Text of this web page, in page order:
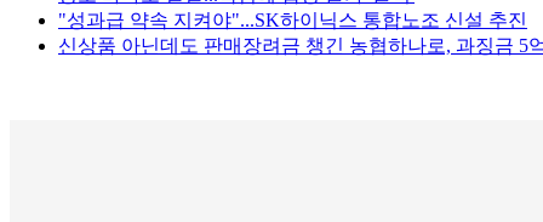
"성과급 약속 지켜야"...SK하이닉스 통합노조 신설 추진
신상품 아닌데도 판매장려금 챙긴 농협하나로, 과징금 5